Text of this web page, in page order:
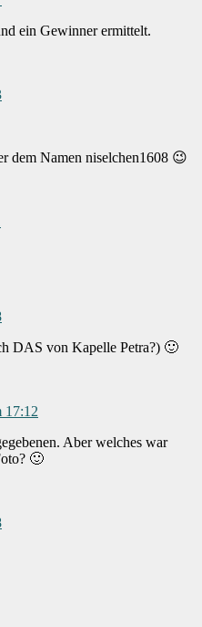
ein Gewinner ermittelt.
dem Namen niselchen1608 😉
DAS von Kapelle Petra?) 🙂
17:12
Aber welches war
🙂